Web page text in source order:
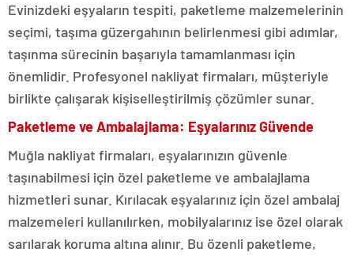
Evinizdeki eşyaların tespiti, paketleme malzemelerinin
seçimi, taşıma güzergahının belirlenmesi gibi adımlar,
taşınma sürecinin başarıyla tamamlanması için
önemlidir. Profesyonel nakliyat firmaları, müşteriyle
birlikte çalışarak kişiselleştirilmiş çözümler sunar.
Paketleme ve Ambalajlama: Eşyalarınız Güvende
Muğla nakliyat firmaları, eşyalarınızın güvenle
taşınabilmesi için özel paketleme ve ambalajlama
hizmetleri sunar. Kırılacak eşyalarınız için özel ambalaj
malzemeleri kullanılırken, mobilyalarınız ise özel olarak
sarılarak koruma altına alınır. Bu özenli paketleme,